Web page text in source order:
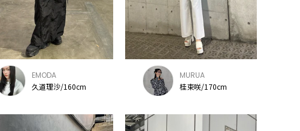
EMODA
久道理沙/160cm
MURUA
桂束咲/170cm